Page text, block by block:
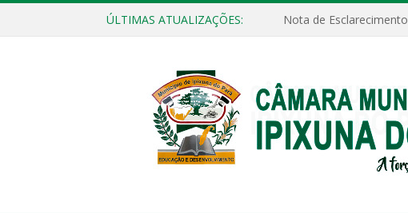
ÚLTIMAS ATUALIZAÇÕES: Nota de Esclarecimento